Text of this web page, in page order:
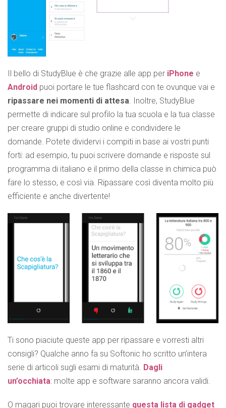
Il bello di StudyBlue è che grazie alle app per iPhone e
Android puoi portare le tue flashcard con te ovunque vai e
ripassare nei momenti di attesa . Inoltre, StudyBlue
permette di indicare sul profilo la tua scuola e la tua classe
per creare gruppi di studio online e condividere le
domande. Potete dividervi i compiti in base ai vostri punti
forti: ad esempio, tu puoi scrivere domande e risposte sul
programma di italiano e il primo della classe in chimica può
fare lo stesso, e così via. Ripassare così diventa molto più
efficiente e anche divertente!
Ti sono piaciute queste app per ripassare e vorresti altri
consigli? Qualche anno fa su Softonic ho scritto un’intera
serie di articoli sugli esami di maturità. Dagli
un’occhiata: molte app e software saranno ancora validi.
O magari puoi trovare interessante questa lista di gadget